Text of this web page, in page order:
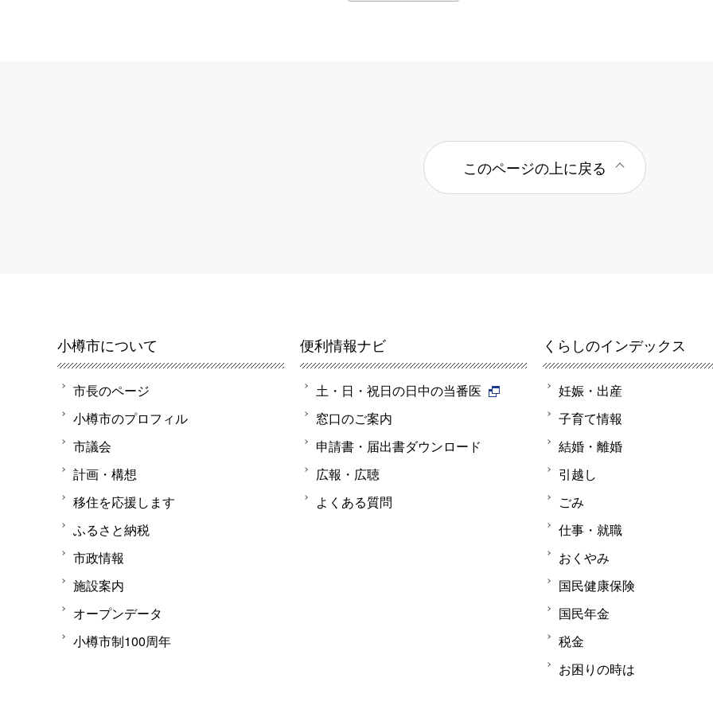
このページの上に戻る
小樽市について
市長のページ
小樽市のプロフィル
市議会
計画・構想
移住を応援します
ふるさと納税
市政情報
施設案内
オープンデータ
小樽市制100周年
便利情報ナビ
土・日・祝日の日中の当番医
窓口のご案内
申請書・届出書ダウンロード
広報・広聴
よくある質問
くらしのインデックス
妊娠・出産
子育て情報
結婚・離婚
引越し
ごみ
仕事・就職
おくやみ
国民健康保険
国民年金
税金
お困りの時は